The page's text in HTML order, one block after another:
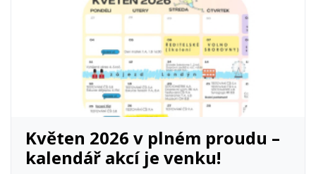
Květen 2026 v plném proudu –
kalendář akcí je venku!